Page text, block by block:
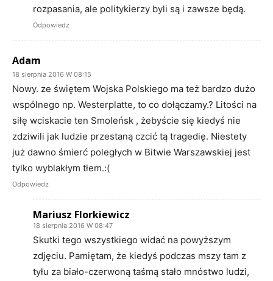
rozpasania, ale politykierzy byli są i zawsze będą.
Odpowiedz
Adam
18 sierpnia 2016 W 08:15
Nowy. ze świętem Wojska Polskiego ma też bardzo dużo
wspólnego np. Westerplatte, to co dołączamy.? Litości na
siłę wciskacie ten Smoleńsk , żebyście się kiedyś nie
zdziwili jak ludzie przestaną czcić tą tragedię. Niestety
już dawno śmierć poległych w Bitwie Warszawskiej jest
tylko wyblakłym tłem.:(
Odpowiedz
Mariusz Florkiewicz
18 sierpnia 2016 W 08:47
Skutki tego wszystkiego widać na powyższym
zdjęciu. Pamiętam, że kiedyś podczas mszy tam z
tyłu za biało-czerwoną taśmą stało mnóstwo ludzi,